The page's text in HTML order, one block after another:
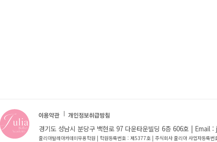
경기도 성남시 분당구 백현로 97 다운타운빌딩 6층 606호 |
줄리아발레아카데미무용학원 | 학원등록번호 : 제5377호 | 주식회사 줄리아 사업자등록